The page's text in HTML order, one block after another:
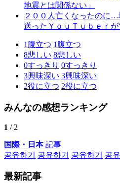
地震とは関係ない」
２００人亡くなったのに
送ったＹｏｕＴｕｂｅｒが
1 腹立つ 1 腹立つ
8悲しい 8悲しい
0すっきり 0すっきり
3興味深い 3興味深い
2役に立つ 2役に立つ
みんなの感想ランキング
1 / 2
国際・日本記事
공유하기
공유하기 공유하기 공
最新記事